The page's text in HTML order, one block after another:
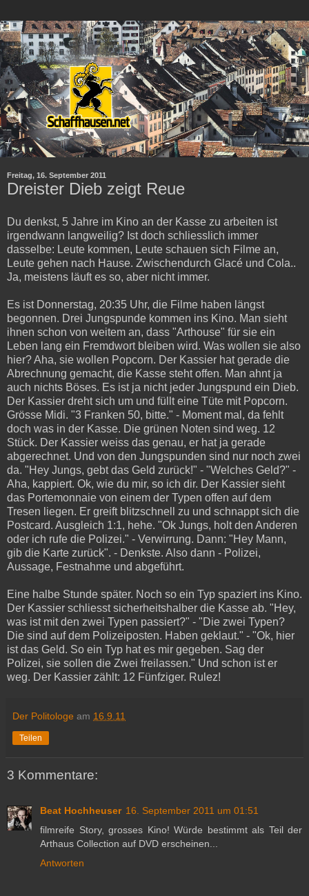
Freitag, 16. September 2011
Dreister Dieb zeigt Reue
Du denkst, 5 Jahre im Kino an der Kasse zu arbeiten ist
irgendwann langweilig? Ist doch schliesslich immer
dasselbe: Leute kommen, Leute schauen sich Filme an,
Leute gehen nach Hause. Zwischendurch Glacé und Cola..
Ja, meistens läuft es so, aber nicht immer.
Es ist Donnerstag, 20:35 Uhr, die Filme haben längst
begonnen. Drei Jungspunde kommen ins Kino. Man sieht
ihnen schon von weitem an, dass "Arthouse" für sie ein
Leben lang ein Fremdwort bleiben wird. Was wollen sie also
hier? Aha, sie wollen Popcorn. Der Kassier hat gerade die
Abrechnung gemacht, die Kasse steht offen. Man ahnt ja
auch nichts Böses. Es ist ja nicht jeder Jungspund ein Dieb.
Der Kassier dreht sich um und füllt eine Tüte mit Popcorn.
Grösse Midi. "3 Franken 50, bitte." - Moment mal, da fehlt
doch was in der Kasse. Die grünen Noten sind weg. 12
Stück. Der Kassier weiss das genau, er hat ja gerade
abgerechnet. Und von den Jungspunden sind nur noch zwei
da. "Hey Jungs, gebt das Geld zurück!" - "Welches Geld?" -
Aha, kappiert. Ok, wie du mir, so ich dir. Der Kassier sieht
das Portemonnaie von einem der Typen offen auf dem
Tresen liegen. Er greift blitzschnell zu und schnappt sich die
Postcard. Ausgleich 1:1, hehe. "Ok Jungs, holt den Anderen
oder ich rufe die Polizei." - Verwirrung. Dann: "Hey Mann,
gib die Karte zurück". - Denkste. Also dann - Polizei,
Aussage, Festnahme und abgeführt.
Eine halbe Stunde später. Noch so ein Typ spaziert ins Kino.
Der Kassier schliesst sicherheitshalber die Kasse ab. "Hey,
was ist mit den zwei Typen passiert?" - "Die zwei Typen?
Die sind auf dem Polizeiposten. Haben geklaut." - "Ok, hier
ist das Geld. So ein Typ hat es mir gegeben. Sag der
Polizei, sie sollen die Zwei freilassen." Und schon ist er
weg. Der Kassier zählt: 12 Fünfziger. Rulez!
Der Politologe am 16.9.11
Teilen
3 Kommentare:
Beat Hochheuser 16. September 2011 um 01:51
filmreife Story, grosses Kino! Würde bestimmt als Teil der
Arthaus Collection auf DVD erscheinen...
Antworten